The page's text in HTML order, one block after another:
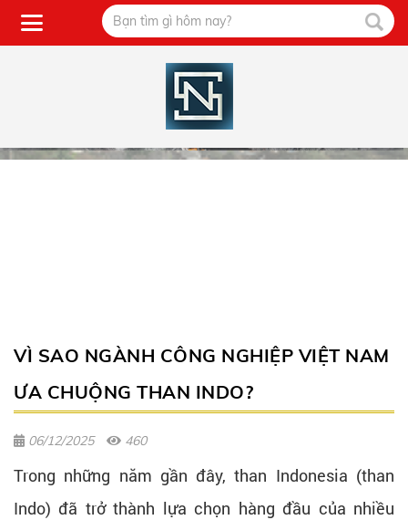
VÌ SAO NGÀNH CÔNG NGHIỆP VIỆT NAM
ƯA CHUỘNG THAN INDO?
06/12/2025 460
Trong những năm gần đây, than Indonesia (than
Indo) đã trở thành lựa chọn hàng đầu của nhiều